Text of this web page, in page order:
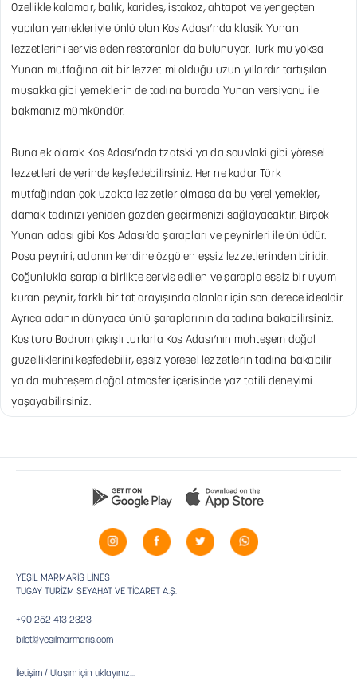
Özellikle kalamar, balık, karides, istakoz, ahtapot ve yengeçten
yapılan yemekleriyle ünlü olan Kos Adası’nda klasik Yunan
lezzetlerini servis eden restoranlar da bulunuyor. Türk mü yoksa
Yunan mutfağına ait bir lezzet mi olduğu uzun yıllardır tartışılan
musakka gibi yemeklerin de tadına burada Yunan versiyonu ile
bakmanız mümkündür.
Buna ek olarak Kos Adası’nda tzatski ya da souvlaki gibi yöresel
lezzetleri de yerinde keşfedebilirsiniz. Her ne kadar Türk
mutfağından çok uzakta lezzetler olmasa da bu yerel yemekler,
damak tadınızı yeniden gözden geçirmenizi sağlayacaktır. Birçok
Yunan adası gibi Kos Adası’da şarapları ve peynirleri ile ünlüdür.
Posa peyniri, adanın kendine özgü en eşsiz lezzetlerinden biridir.
Çoğunlukla şarapla birlikte servis edilen ve şarapla eşsiz bir uyum
kuran peynir, farklı bir tat arayışında olanlar için son derece idealdir.
Ayrıca adanın dünyaca ünlü şaraplarının da tadına bakabilirsiniz.
Kos turu Bodrum çıkışlı turlarla Kos Adası’nın muhteşem doğal
güzelliklerini keşfedebilir, eşsiz yöresel lezzetlerin tadına bakabilir
ya da muhteşem doğal atmosfer içerisinde yaz tatili deneyimi
yaşayabilirsiniz.
YEŞİL MARMARİS LİNES
TUGAY TURİZM SEYAHAT VE TİCARET A.Ş.
+90 252 413 2323
bilet@yesilmarmaris.com
İletişim / Ulaşım için tıklayınız...